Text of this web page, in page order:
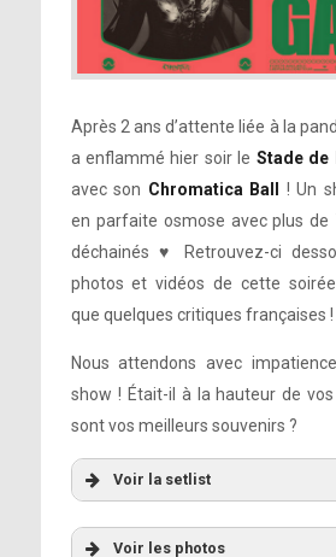
Après 2 ans d’attente liée à la
a enflammé hier soir le Stade de
avec son Chromatica Ball
! Un
en parfaite osmose avec plus de
déchainés ♥ Retrouvez-ci
photos et vidéos de cette
que quelques critiques françaises !
Nous attendons avec
show ! Était-il à la hauteur de
sont vos meilleurs souvenirs ?
Voir la setlist
Voir les photos